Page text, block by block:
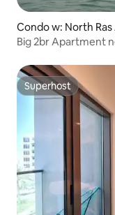
Condo w: North Ras
Big 2br Apartment
Superhost
Superhost